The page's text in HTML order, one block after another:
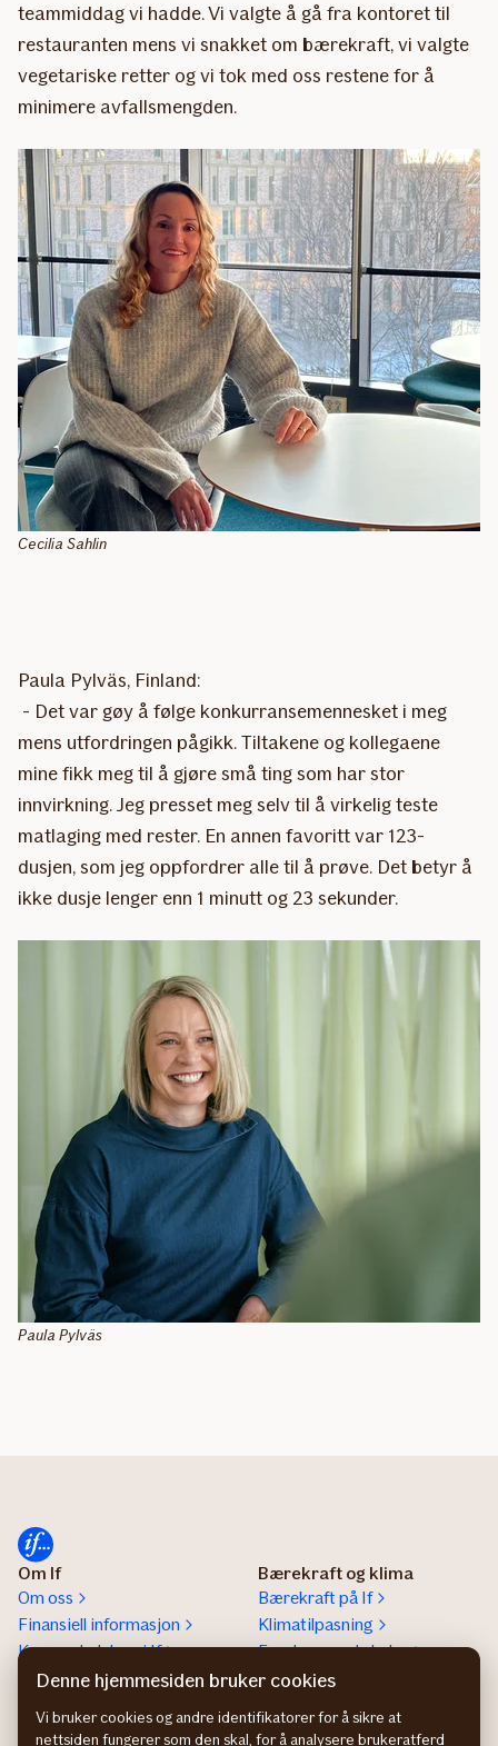
teammiddag vi hadde. Vi valgte å gå fra kontoret til
restauranten mens vi snakket om bærekraft, vi valgte
vegetariske retter og vi tok med oss restene for å
minimere avfallsmengden.
Cecilia Sahlin
Paula Pylväs, Finland:
- Det var gøy å følge konkurransemennesket i meg
mens utfordringen pågikk. Tiltakene og kollegaene
mine fikk meg til å gjøre små ting som har stor
innvirkning. Jeg presset meg selv til å virkelig teste
matlaging med rester. En annen favoritt var 123-
dusjen, som jeg oppfordrer alle til å prøve. Det betyr å
ikke dusje lenger enn 1 minutt og 23 sekunder.
Paula Pylväs
Om If
Om oss
Finansiell informasjon
Konsernledelsen i If
If helps a lot report
Bærekraft og klima
Bærekraft på If
Klimatilpasning
Forebyggende helse
Denne hjemmesiden bruker cookies
Vi bruker cookies og andre identifikatorer for å sikre at
nettsiden fungerer som den skal, for å analysere brukeratferd